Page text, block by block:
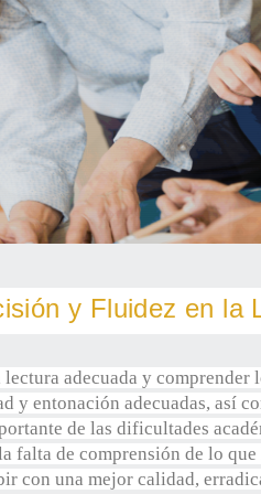
y Fluidez en la
adecuada y comprender
y entonación adecuadas, así
de las dificultades
falta de comprensión de lo
con una mejor calidad,